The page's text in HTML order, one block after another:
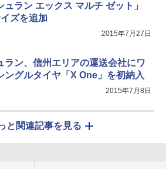
ュラン エックス マルチ ゼット」
ズを追加
2015年7月27日
ラン、信州エリアの運送会社にワ
ングルタイヤ「X One」を初納入
2015年7月8日
と関連記事を見る